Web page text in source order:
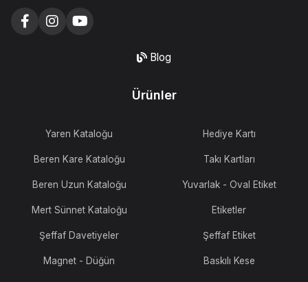
Blog
Ürünler
Yaren Kataloğu
Beren Kare Kataloğu
Beren Uzun Kataloğu
Mert Sünnet Kataloğu
Şeffaf Davetiyeler
Magnet - Düğün
Hediye Kartı
Takı Kartları
Yuvarlak - Oval Etiket
Etiketler
Şeffaf Etiket
Baskılı Kese